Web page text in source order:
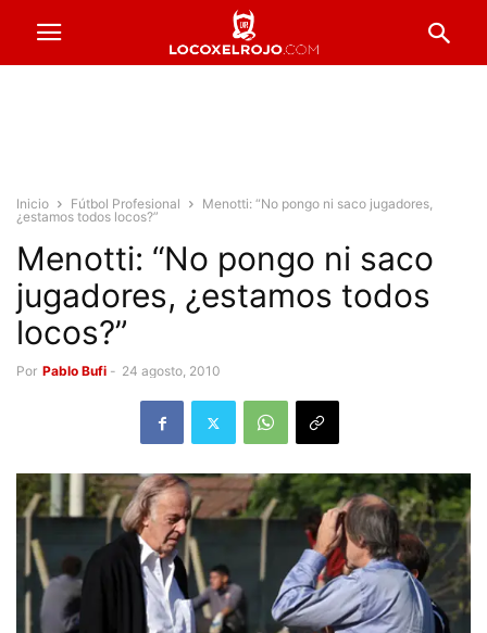
Inicio Fútbol Profesional
Menotti: “No pongo ni saco jugadores,
¿estamos todos locos?”
Menotti: “No pongo ni saco
jugadores, ¿estamos todos
locos?”
Por Pablo Bufi - 24 agosto, 2010